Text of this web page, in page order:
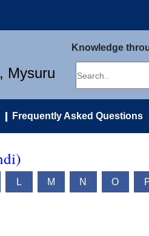
Mysuru
Knowledge
Frequently Asked Questions
L M N O